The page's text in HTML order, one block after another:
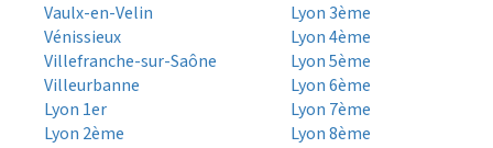
Vaulx-en-Velin
Vénissieux
Villefranche-sur-Saône
Villeurbanne
Lyon 1er
Lyon 2ème
Lyon 3ème
Lyon 4ème
Lyon 5ème
Lyon 6ème
Lyon 7ème
Lyon 8ème